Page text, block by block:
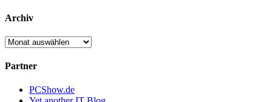
Archiv
Archiv
Partner
PCShow.de